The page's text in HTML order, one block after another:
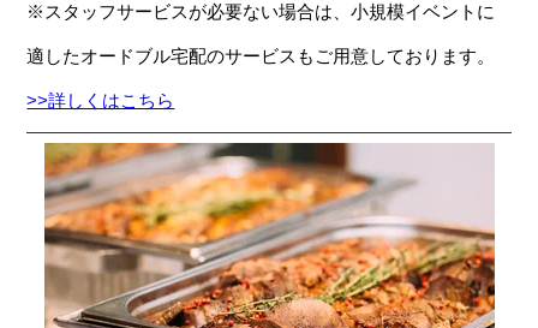
※スタッフサービスが必要ない場合は、小規模イベントに
適したオードブル宅配のサービスもご用意しております。
>>詳しくはこちら